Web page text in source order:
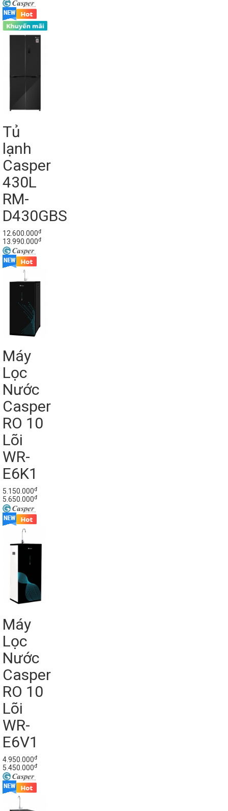
Tủ
lạnh
Casper
430L
RM-
D430GBS
12.600.000đ
13.990.000đ
Máy
Lọc
Nước
Casper
RO 10
Lõi
WR-
E6K1
5.150.000đ
5.650.000đ
Máy
Lọc
Nước
Casper
RO 10
Lõi
WR-
E6V1
4.950.000đ
5.450.000đ